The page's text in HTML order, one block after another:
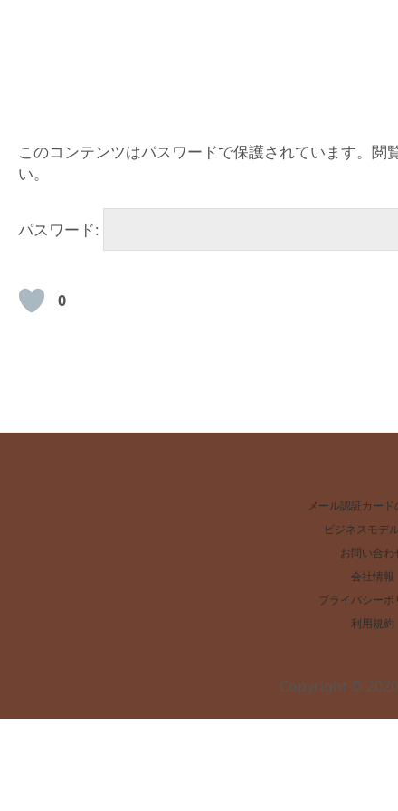
このコンテンツはパスワードで保護されています。閲
い。
パスワード:
0
メール認証カード
ビジネスモデ
お問い合わ
会社情報
プライバシーポ
利用規約
Copyright ©